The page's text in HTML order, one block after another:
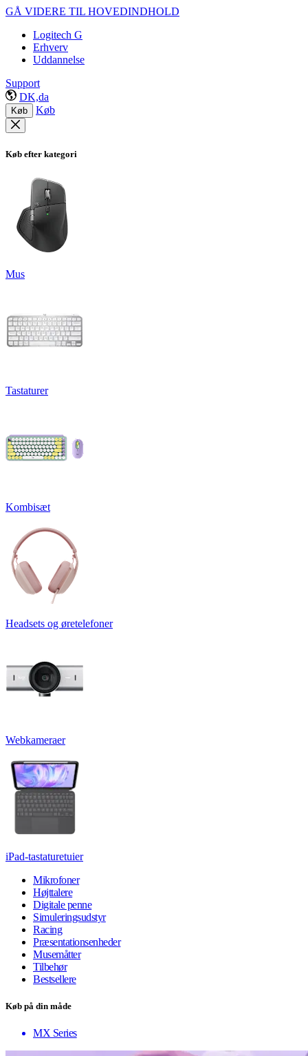
GÅ VIDERE TIL HOVEDINDHOLD
Logitech G
Erhverv
Uddannelse
Support
DK,da
Køb Køb
Køb efter kategori
Mus
Tastaturer
Kombisæt
Headsets og øretelefoner
Webkameraer
iPad-tastaturetuier
Mikrofoner
Højttalere
Digitale penne
Simuleringsudstyr
Racing
Præsentationsenheder
Musemåtter
Tilbehør
Bestsellere
Køb på din måde
MX Series